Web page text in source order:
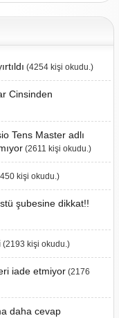
(4254 kişi okudu.)
Cinsinden
Tens Master adlı
(2611 kişi okudu.)
kişi okudu.)
şubesine dikkat!!
(2193 kişi okudu.)
iade etmiyor(2176
daha cevap